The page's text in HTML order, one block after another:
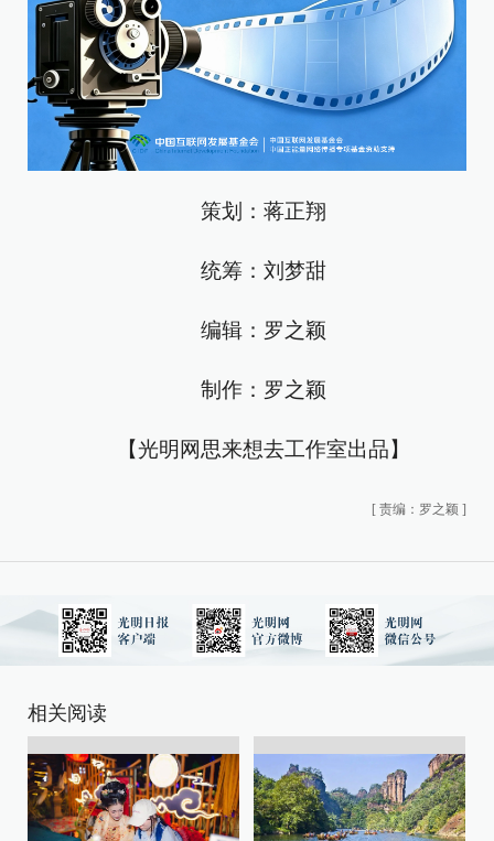
策划：蒋正翔
统筹：刘梦甜
编辑：罗之颖
制作：罗之颖
【光明网思来想去工作室出品】
[ 责编：罗之颖 ]
相关阅读